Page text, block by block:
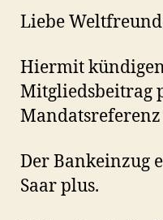
Liebe
Hiermit
Mitgliedsbeitrag
Der Bankeinzug
Saar plus.